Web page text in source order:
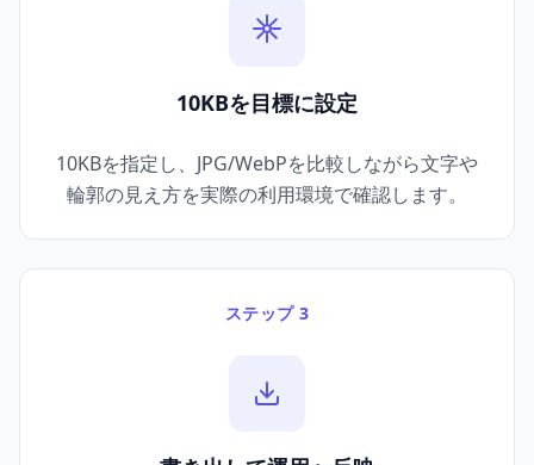
10KBを目標に設定
10KBを指定し、JPG/WebPを比較しながら文字や
輪郭の見え方を実際の利用環境で確認します。
ステップ 3